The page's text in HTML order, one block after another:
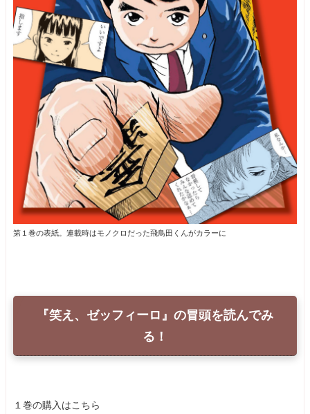
第１巻の表紙。連載時はモノクロだった飛鳥田くんがカラーに
『笑え、ゼッフィーロ』の冒頭を読んでみ
る！
１巻の購入はこちら